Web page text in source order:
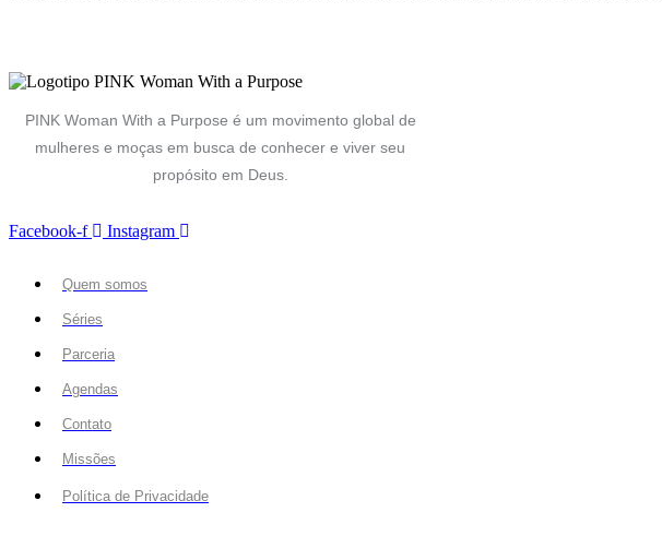
PINK Woman With a Purpose é um movimento global de
mulheres e moças em busca de conhecer e viver seu
propósito em Deus.
Facebook-f Instagram
Quem somos
Séries
Parceria
Agendas
Contato
Missões
Política de Privacidade